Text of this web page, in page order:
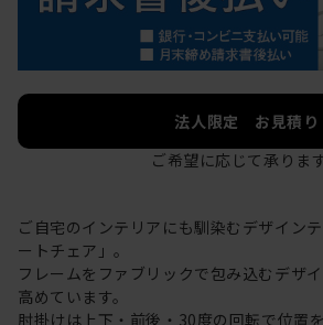
法人限定 お見積り
ご希望に応じて承ります
ご自宅のインテリアにも馴染むデザイン
ートチェア」。
フレームをファブリックで包み込むデザ
高めています。
肘掛けは上下・前後・30度の回転で位置